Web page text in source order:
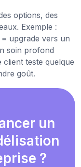
options, des
Exemple :
upgrade vers un
soin profond
teste quelque
goût.
un
?